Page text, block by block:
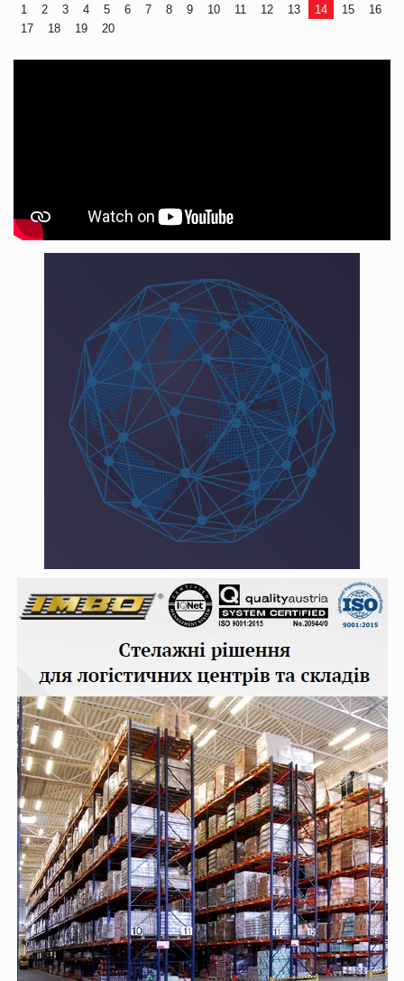
1 2 3 4 5 6 7 8 9 10 11 12 13 14 15
16
17
18 19 20